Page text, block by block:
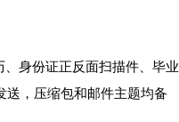
身份证正反面扫描件、毕业
送，压缩包和邮件主题均备